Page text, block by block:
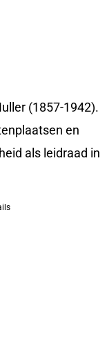
(1857-1942).
en
als leidraad in